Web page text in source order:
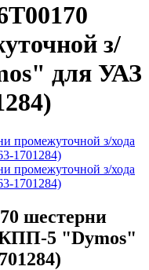
з/
для УАЗ
шестерни
КПП-5 "Dymos"